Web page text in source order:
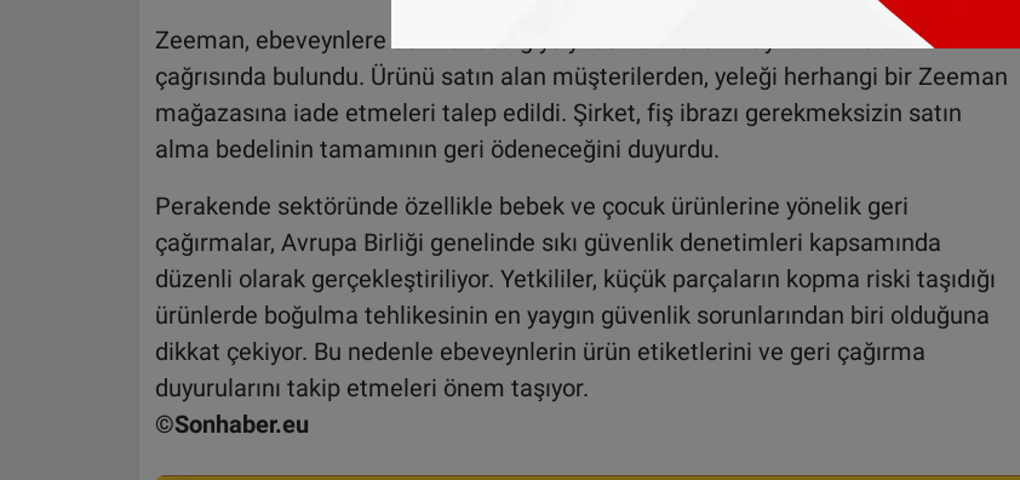
Zeeman, ebeveynlere söz konusu giysiyi derhal kullanmayı bırakmaları
çağrısında bulundu. Ürünü satın alan müşterilerden, yeleği herhangi bir Zeeman
mağazasına iade etmeleri talep edildi. Şirket, fiş ibrazı gerekmeksizin satın
alma bedelinin tamamının geri ödeneceğini duyurdu.
Perakende sektöründe özellikle bebek ve çocuk ürünlerine yönelik geri
çağırmalar, Avrupa Birliği genelinde sıkı güvenlik denetimleri kapsamında
düzenli olarak gerçekleştiriliyor. Yetkililer, küçük parçaların kopma riski taşıdığı
ürünlerde boğulma tehlikesinin en yaygın güvenlik sorunlarından biri olduğuna
dikkat çekiyor. Bu nedenle ebeveynlerin ürün etiketlerini ve geri çağırma
duyurularını takip etmeleri önem taşıyor.
©Sonhaber.eu